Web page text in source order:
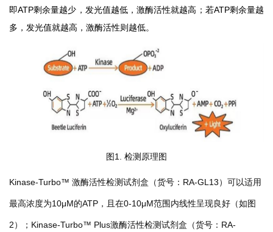
即ATP剩余量越少，发光值越低，激酶活性就越高；若ATP剩余量越
多，发光值就越高，激酶活性则越低。
图1. 检测原理图
Kinase-Turbo™ 激酶活性检测试剂盒（货号：RA-GL13）可以适用
最高浓度为10μM的ATP，且在0-10μM范围内线性呈现良好（如图
2）；Kinase-Turbo™ Plus激酶活性检测试剂盒（货号：RA-